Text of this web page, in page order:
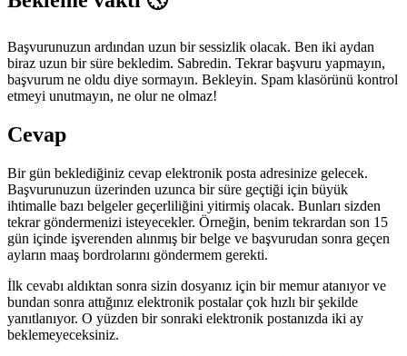
Başvurunuzun ardından uzun bir sessizlik olacak. Ben iki aydan
biraz uzun bir süre bekledim. Sabredin. Tekrar başvuru yapmayın,
başvurum ne oldu diye sormayın. Bekleyin. Spam klasörünü kontrol
etmeyi unutmayın, ne olur ne olmaz!
Cevap
Bir gün beklediğiniz cevap elektronik posta adresinize gelecek.
Başvurunuzun üzerinden uzunca bir süre geçtiği için büyük
ihtimalle bazı belgeler geçerliliğini yitirmiş olacak. Bunları sizden
tekrar göndermenizi isteyecekler. Örneğin, benim tekrardan son 15
gün içinde işverenden alınmış bir belge ve başvurudan sonra geçen
ayların maaş bordrolarını göndermem gerekti.
İlk cevabı aldıktan sonra sizin dosyanız için bir memur atanıyor ve
bundan sonra attığınız elektronik postalar çok hızlı bir şekilde
yanıtlanıyor. O yüzden bir sonraki elektronik postanızda iki ay
beklemeyeceksiniz.